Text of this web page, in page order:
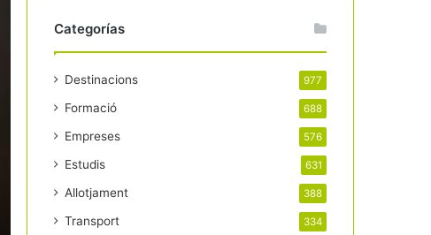
Categorías
Destinacions 977
Formació 688
Empreses 576
Estudis 631
Allotjament 388
Transport 334